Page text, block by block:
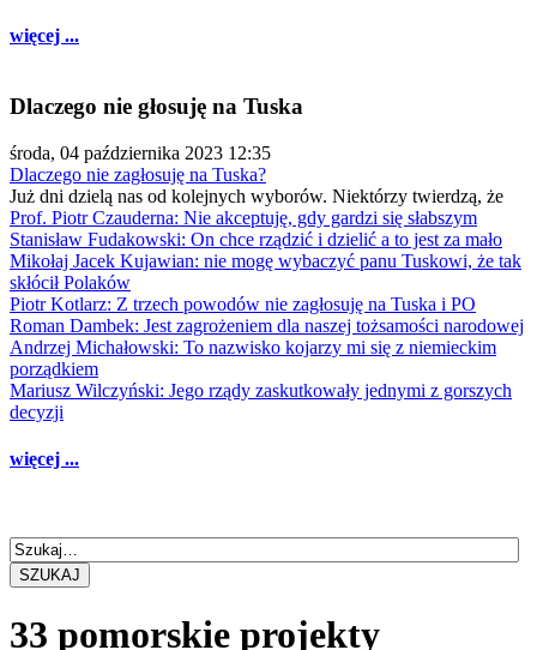
więcej ...
Dlaczego nie głosuję na Tuska
środa, 04 października 2023 12:35
Dlaczego nie zagłosuję na Tuska?
Już dni dzielą nas od kolejnych wyborów. Niektórzy twierdzą, że
Prof. Piotr Czauderna: Nie akceptuję, gdy gardzi się słabszym
Stanisław Fudakowski: On chce rządzić i dzielić a to jest za mało
Mikołaj Jacek Kujawian: nie mogę wybaczyć panu Tuskowi, że tak
skłócił Polaków
Piotr Kotlarz: Z trzech powodów nie zagłosuję na Tuska i PO
Roman Dambek: Jest zagrożeniem dla naszej tożsamości narodowej
Andrzej Michałowski: To nazwisko kojarzy mi się z niemieckim
porządkiem
Mariusz Wilczyński: Jego rządy zaskutkowały jednymi z gorszych
decyzji
więcej ...
SZUKAJ
33 pomorskie projekty